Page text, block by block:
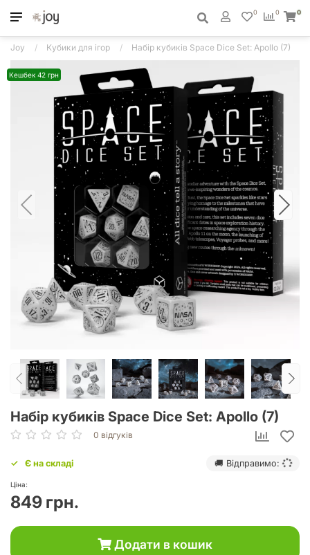
0
0 0
Joy Кубики для ігор Набір кубиків Space Dice Set: Apollo (7)
Кешбек 42 грн
Набір кубиків Space Dice Set: Apollo (7)
0 відгуків
Є на складі 🚚 Відправимо:
Ціна:
849 грн.
Додати в кошик